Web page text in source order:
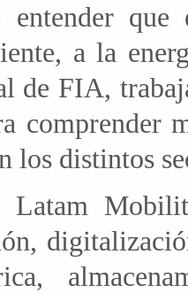
entender
a la
de FIA,
comprender
los distintos
Latam